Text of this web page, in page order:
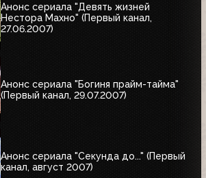
Анонс сериала "Девять жизней
Нестора Махно" (Первый канал,
27.06.2007)
Анонс сериала "Богиня прайм-тайма"
(Первый канал, 29.07.2007)
Анонс сериала "Секунда до..." (Первый
канал, август 2007)